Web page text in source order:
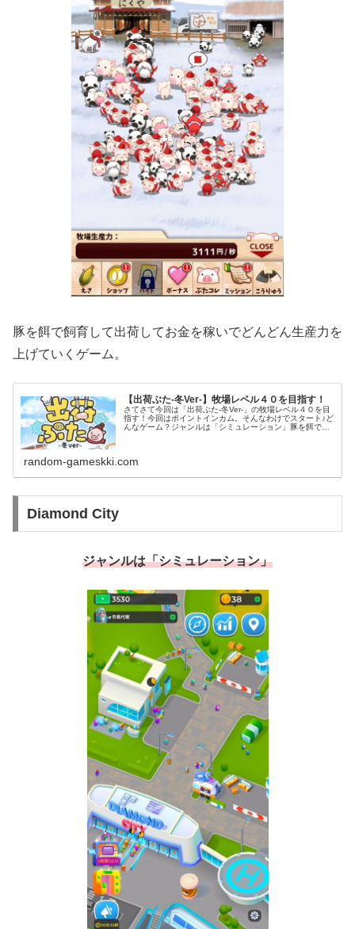
豚を餌で飼育して出荷してお金を稼いでどんどん生産力を
上げていくゲーム。
【出荷ぶた-冬Ver-】牧場レベル４０を目指す！
さてさて今回は「出荷ぶた-冬Ver-」の牧場レベル４０を目
指す！今回はポイントインカム。そんなわけでスタート♪ど
んなゲーム？ジャンルは「シミュレーション」豚を餌で飼
random-gameskki.com
Diamond City
ジャンルは「シミュレーション」